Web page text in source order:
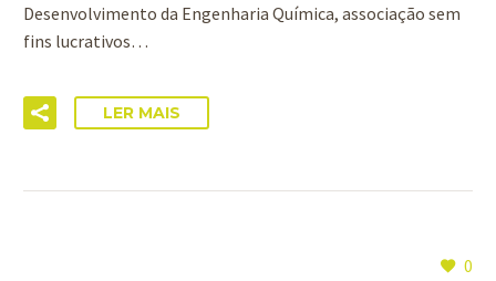
Desenvolvimento da Engenharia Química, associação sem
fins lucrativos…
LER MAIS
0